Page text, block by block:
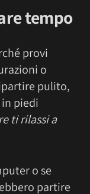
tempo
provi
o
pulito,
piedi
ti rilassi a
o se
partire